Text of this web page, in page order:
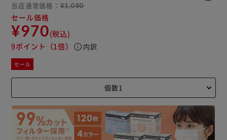
当店通常価格： ¥1,080
セール価格
¥970(税込)
9ポイント （1倍） info 内訳
セール